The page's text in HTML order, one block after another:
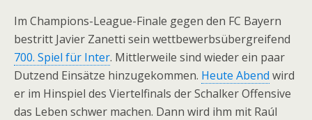
Im Champions-League-Finale gegen den FC Bayern
bestritt Javier Zanetti sein wettbewerbsübergreifend
700. Spiel für Inter. Mittlerweile sind wieder ein paar
Dutzend Einsätze hinzugekommen. Heute Abend wird
er im Hinspiel des Viertelfinals der Schalker Offensive
das Leben schwer machen. Dann wird ihm mit Raúl